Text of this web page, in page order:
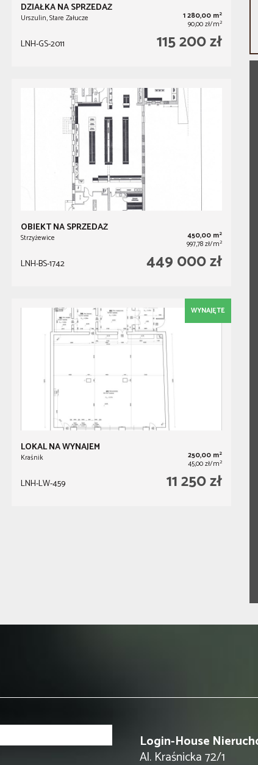
DZIAŁKA NA SPRZEDAŻ
Urszulin, Stare Załucze 1 280,00 m2
90,00 zł/m2
LNH-GS-2011 115 200 zł
OBIEKT NA SPRZEDAŻ
Strzyżewice 450,00 m2
997,78 zł/m2
LNH-BS-1742 449 000 zł
WYNAJĘTE
LOKAL NA WYNAJEM
Kraśnik 250,00 m2
45,00 zł/m2
LNH-LW-459 11 250 zł
Login-House
Al. Kraśnicka 72/1